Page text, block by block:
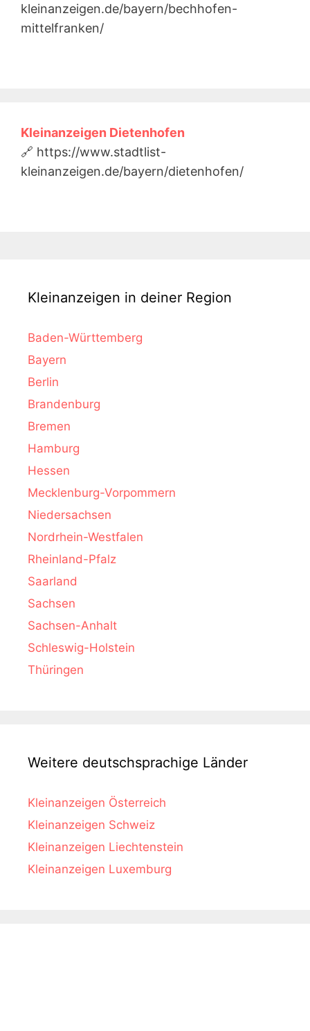
kleinanzeigen.de/bayern/bechhofen-
mittelfranken/
Kleinanzeigen Dietenhofen
🔗 https://www.stadtlist-
kleinanzeigen.de/bayern/dietenhofen/
Kleinanzeigen in deiner Region
Baden-Württemberg
Bayern
Berlin
Brandenburg
Bremen
Hamburg
Hessen
Mecklenburg-Vorpommern
Niedersachsen
Nordrhein-Westfalen
Rheinland-Pfalz
Saarland
Sachsen
Sachsen-Anhalt
Schleswig-Holstein
Thüringen
Weitere deutschsprachige Länder
Kleinanzeigen Österreich
Kleinanzeigen Schweiz
Kleinanzeigen Liechtenstein
Kleinanzeigen Luxemburg